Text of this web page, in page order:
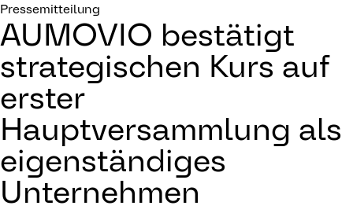
Pressemitteilung
AUMOVIO bestätigt
strategischen Kurs auf
erster
Hauptversammlung als
eigenständiges
Unternehmen